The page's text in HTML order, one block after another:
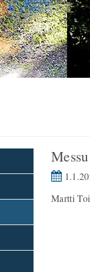
Messu
Martti